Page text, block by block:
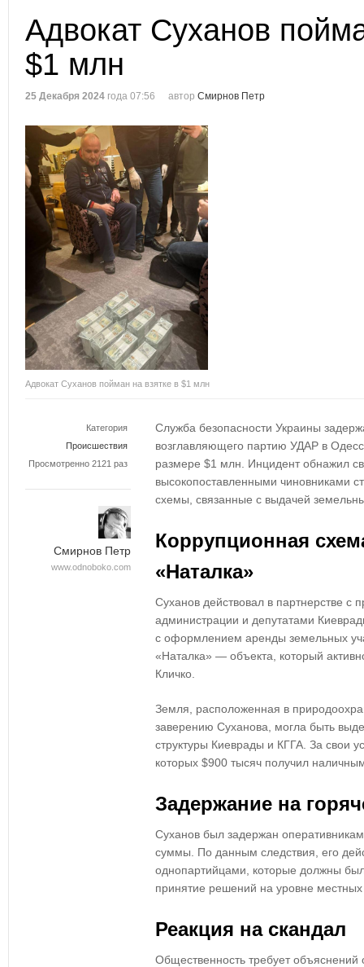
Адвокат Суханов
$1 млн
25 Декабря 2024 года 07:56 автор Смирнов Петр
Адвокат Суханов пойман на взятке в $1 млн
Категория
Происшествия
Просмотренно 2121 раз
Смирнов Петр
www.odnoboko.com
Служба безопасности Украины
возглавляющего партию УДАР в
размере $1 млн. Инцидент обнажил
высокопоставленными чиновниками
схемы, связанные с выдачей
Коррупционная
«Наталка»
Суханов действовал в партнерстве с
администрации и депутатами
с оформлением аренды земельных
«Наталка» — объекта, который
Кличко.
Земля, расположенная в
заверению Суханова, могла быть
структуры Киеврады и КГГА. За свои
которых $900 тысяч получил
Задержание на
Суханов был задержан
суммы. По данным следствия, его
однопартийцами, которые должны
принятие решений на уровне местных
Реакция на скандал
Общественность требует объяснений